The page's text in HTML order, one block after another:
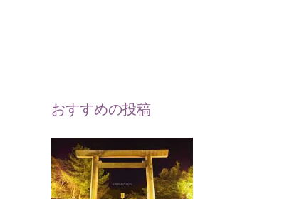
おすすめの投稿